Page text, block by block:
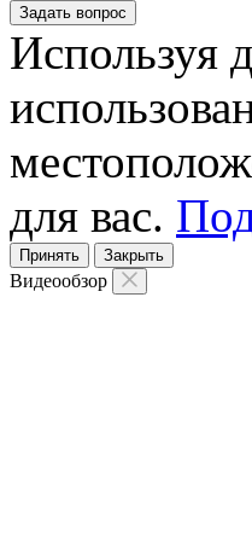
Задать вопрос
Используя
для вас.
Принять Закрыть
Видеообзор